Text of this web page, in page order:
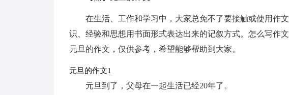
在生活、工作和学习中，大家总免不了要接触或使用作
识、经验和思想用书面形式表达出来的记叙方式。怎么写作
元旦的作文，仅供参考，希望能够帮助到大家。
元旦的作文1
元旦到了，父母在一起生活已经20年了。